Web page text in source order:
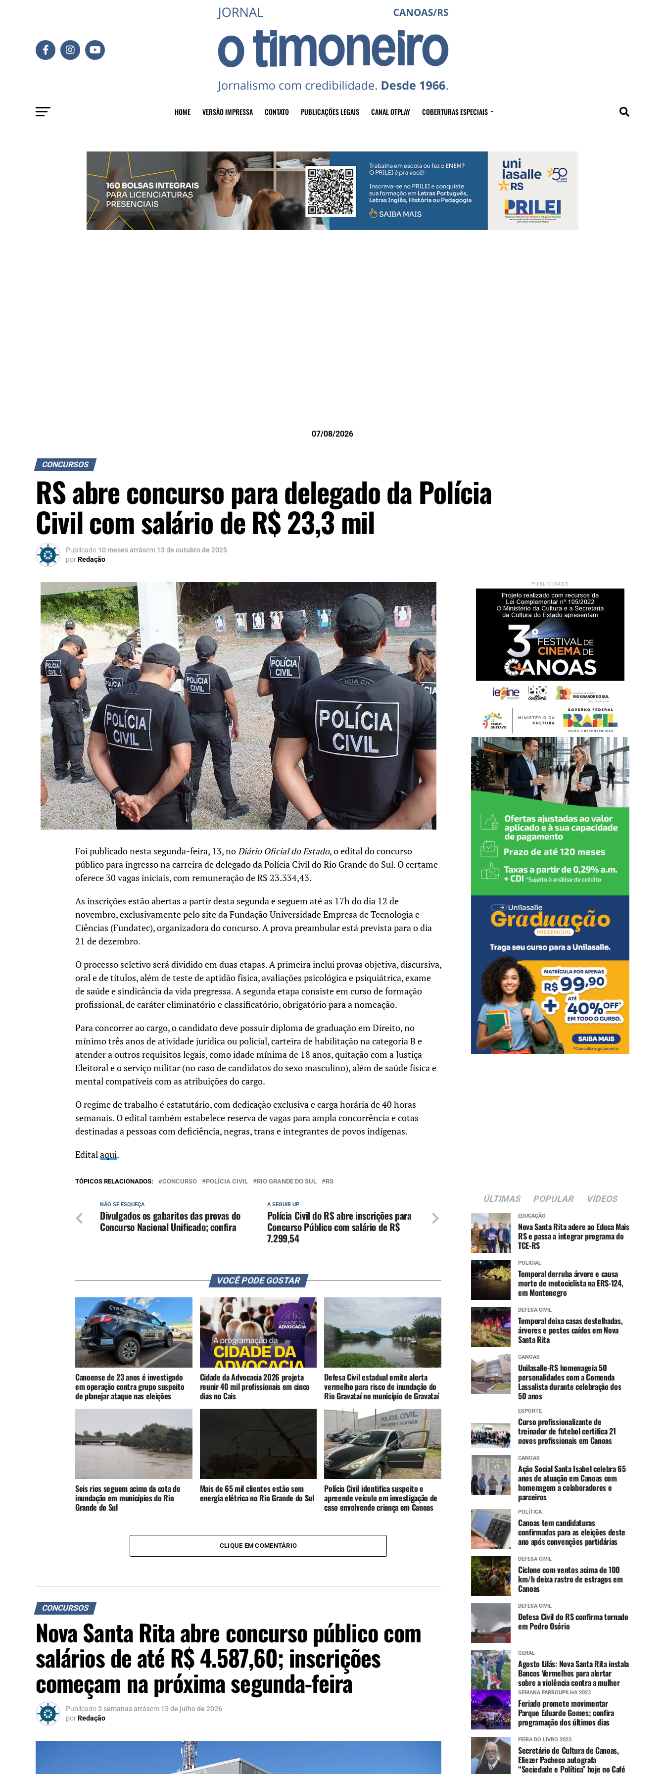
HOME VERSÃO IMPRESSA CONTATO PUBLICAÇÕES LEGAIS CANAL OTPLAY COBERTURAS ESPECIAIS
07/08/2026
CONCURSOS
RS abre concurso para delegado da Polícia
Civil com salário de R$ 23,3 mil
Publicado 10 meses atrásem 13 de outubro de 2025
porRedação
Foi publicado nesta segunda-feira, 13, noDiário Oficial do Estado, o edital do concurso
público para ingresso na carreira de delegado da Polícia Civil do Rio Grande do Sul. O certame
oferece 30 vagas iniciais, com remuneração de R$ 23.334,43.
As inscrições estão abertas a partir desta segunda e seguem até as 17h do dia 12 de
novembro, exclusivamente pelo site da Fundação Universidade Empresa de Tecnologia e
Ciências (Fundatec), organizadora do concurso. A prova preambular está prevista para o dia
21 de dezembro.
O processo seletivo será dividido em duas etapas. A primeira inclui provas objetiva, discursiva,
oral e de títulos, além de teste de aptidão física, avaliações psicológica e psiquiátrica, exame
de saúde e sindicância da vida pregressa. A segunda etapa consiste em curso de formação
profissional, de caráter eliminatório e classificatório, obrigatório para a nomeação.
Para concorrer ao cargo, o candidato deve possuir diploma de graduação em Direito, no
mínimo três anos de atividade jurídica ou policial, carteira de habilitação na categoria B e
atender a outros requisitos legais, como idade mínima de 18 anos, quitação com a Justiça
Eleitoral e o serviço militar (no caso de candidatos do sexo masculino), além de saúde física e
mental compatíveis com as atribuições do cargo.
O regime de trabalho é estatutário, com dedicação exclusiva e carga horária de 40 horas
semanais. O edital também estabelece reserva de vagas para ampla concorrência e cotas
destinadas a pessoas com deficiência, negras, trans e integrantes de povos indígenas.
Editalaqui.
TÓPICOS RELACIONADOS: CONCURSO POLÍCIA CIVIL RIO GRANDE DO SUL RS
A SEGUIR UP
Polícia Civil do RS abre inscrições para
Concurso Público com salário de R$
7.299,54
NÃO SE ESQUEÇA
Divulgados os gabaritos das provas do
Concurso Nacional Unificado; confira
VOCÊ PODE GOSTAR
Canoense de 23 anos é investigado
em operação contra grupo suspeito
de planejar ataque nas eleições
Cidade da Advocacia 2026 projeta
reunir 40 mil profissionais em cinco
dias no Cais
Defesa Civil estadual emite alerta
vermelho para risco de inundação do
Rio Gravataí no município de Gravataí
Seis rios seguem acima da cota de
inundação em municípios do Rio
Grande do Sul
Mais de 65 mil clientes estão sem
energia elétrica no Rio Grande do Sul
Polícia Civil identifica suspeito e
apreende veículo em investigação de
caso envolvendo criança em Canoas
CLIQUE EM COMENTÁRIO
CONCURSOS
Nova Santa Rita abre concurso público com
salários de até R$ 4.587,60; inscrições
começam na próxima segunda-feira
Publicado3 semanas atrásem 15 de julho de 2026
porRedação
PUBLICIDADE
ÚLTIMAS POPULAR VIDEOS
EDUCAÇÃO
Nova Santa Rita adere ao Educa Mais
RS e passa a integrar programa do
TCE-RS
POLICIAL
Temporal derruba árvore e causa
morte de motociclista na ERS-124,
em Montenegro
DEFESA CIVIL
Temporal deixa casas destelhadas,
árvores e postes caídos em Nova
Santa Rita
CANOAS
Unilasalle-RS homenageia 50
personalidades com a Comenda
Lassalista durante celebração dos
50 anos
ESPORTE
Curso profissionalizante de
treinador de futebol certifica 21
novos profissionais em Canoas
CANOAS
Ação Social Santa Isabel celebra 65
anos de atuação em Canoas com
homenagem a colaboradores e
parceiros
POLÍTICA
Canoas tem candidaturas
confirmadas para as eleições deste
ano após convenções partidárias
DEFESA CIVIL
Ciclone com ventos acima de 100
km/h deixa rastro de estragos em
Canoas
DEFESA CIVIL
Defesa Civil do RS confirma tornado
em Pedro Osório
GERAL
Agosto Lilás: Nova Santa Rita instala
Bancos Vermelhos para alertar
sobre a violência contra a mulher
SEMANA FARROUPILHA 2023
Feriado promete movimentar
Parque Eduardo Gomes; confira
programação dos últimos dias
FEIRA DO LIVRO 2023
Secretário de Cultura de Canoas,
Eliezer Pacheco autografa
“Sociedade e Política” hoje no Café